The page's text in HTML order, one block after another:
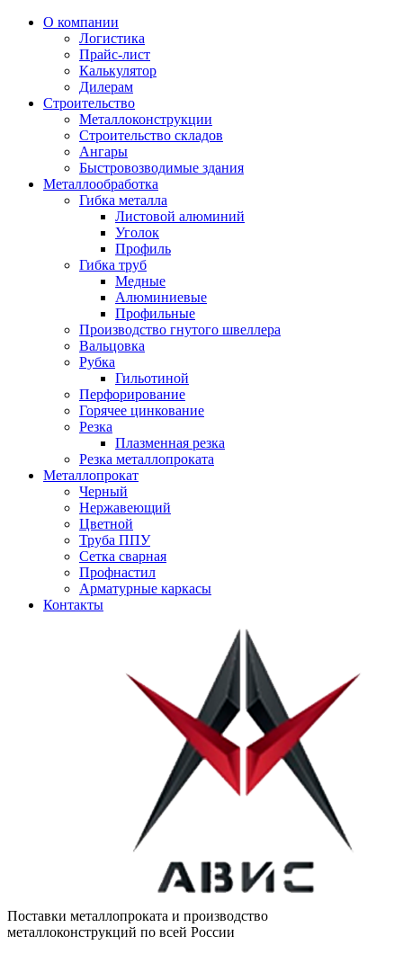
О компании
Логистика
Прайс-лист
Калькулятор
Дилерам
Строительство
Металлоконструкции
Строительство складов
Ангары
Быстровозводимые здания
Металлообработка
Гибка металла
Листовой алюминий
Уголок
Профиль
Гибка труб
Медные
Алюминиевые
Профильные
Производство гнутого швеллера
Вальцовка
Рубка
Гильотиной
Перфорирование
Горячее цинкование
Резка
Плазменная резка
Резка металлопроката
Металлопрокат
Черный
Нержавеющий
Цветной
Труба ППУ
Сетка сварная
Профнастил
Арматурные каркасы
Контакты
Поставки металлопроката и производство
металлоконструкций по всей России